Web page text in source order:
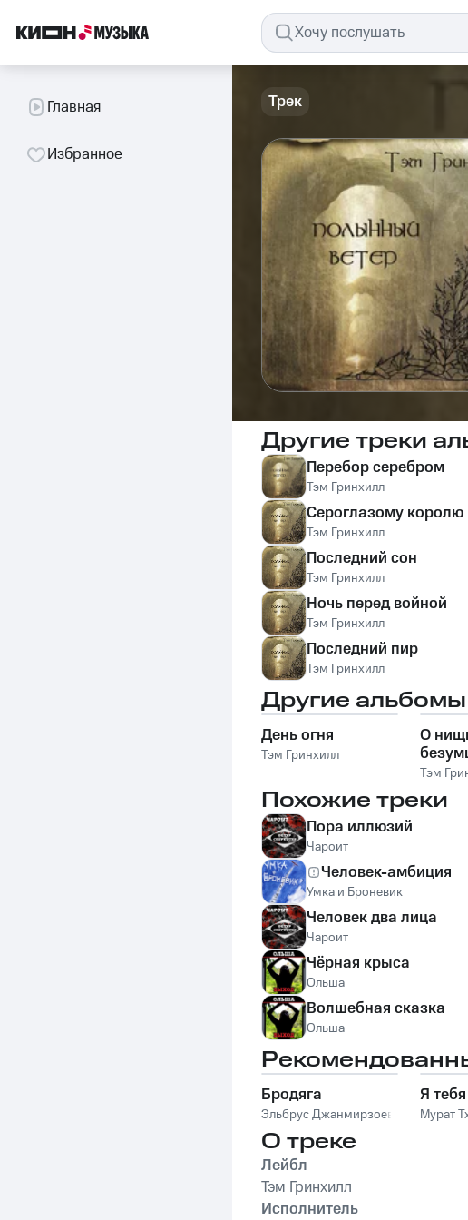
Главная
Избранное
Трек
Другие треки
Перебор серебром
Тэм Гринхилл
Сероглазому королю
Тэм Гринхилл
Последний сон
Тэм Гринхилл
Ночь перед войной
Тэм Гринхилл
Последний пир
Тэм Гринхилл
Другие
День огня
Тэм Гринхилл
О
Тэм
Похожие треки
Пора иллюзий
Чароит
Человек-амбиция
Умка и Броневик
Человек два лица
Чароит
Чёрная крыса
Ольша
Волшебная сказка
Ольша
Бродяга
Эльбрус Джанмирзоев
Я
Мурат
О треке
Лейбл
Тэм Гринхилл
Исполнитель